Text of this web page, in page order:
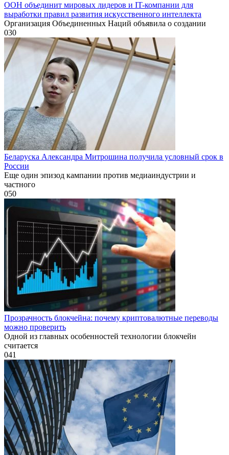
ООН объединит мировых лидеров и IT-компании для
выработки правил развития искусственного интеллекта
Организация Объединенных Наций объявила о создании
030
Беларуска Александра Митрошина получила условный срок в
России
Еще один эпизод кампании против медиаиндустрии и
частного
050
Прозрачность блокчейна: почему криптовалютные переводы
можно проверить
Одной из главных особенностей технологии блокчейн
считается
041